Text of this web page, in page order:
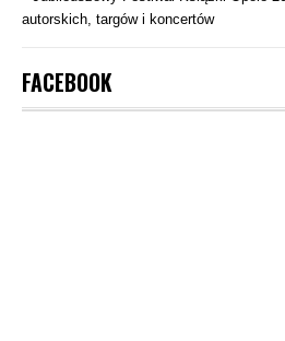
autorskich, targów i koncertów
FACEBOOK